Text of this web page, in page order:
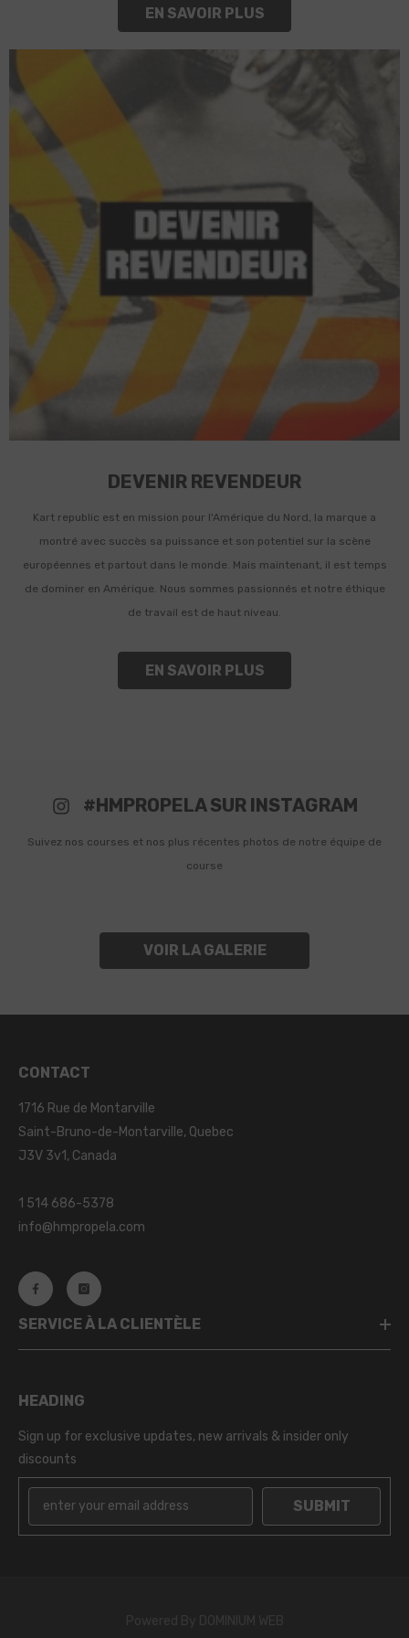
EN SAVOIR PLUS
DEVENIR REVENDEUR
Kart republic est en mission pour l'Amérique du Nord, la marque a
montré avec succès sa puissance et son potentiel sur la scène
européennes et partout dans le monde. Mais maintenant, il est temps
de dominer en Amérique. Nous sommes passionnés et notre éthique
de travail est de haut niveau.
EN SAVOIR PLUS
#HMPROPELA SUR INSTAGRAM
Suivez nos courses et nos plus récentes photos de notre équipe de
course
VOIR LA GALERIE
CONTACT
1716 Rue de Montarville
Saint-Bruno-de-Montarville, Quebec
J3V 3v1, Canada
1 514 686-5378
info@hmpropela.com
SERVICE À LA CLIENTÈLE
HEADING
Sign up for exclusive updates, new arrivals & insider only
discounts
SUBMIT